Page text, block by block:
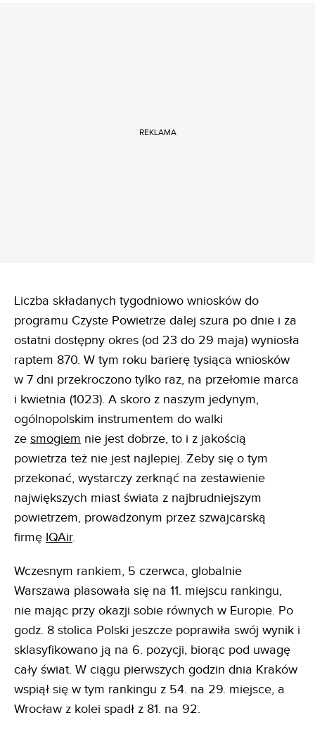
REKLAMA
Liczba składanych tygodniowo wniosków do
programu Czyste Powietrze dalej szura po dnie i za
ostatni dostępny okres (od 23 do 29 maja) wyniosła
raptem 870. W tym roku barierę tysiąca wniosków
w 7 dni przekroczono tylko raz, na przełomie marca
i kwietnia (1023). A skoro z naszym jedynym,
ogólnopolskim instrumentem do walki
ze smogiem nie jest dobrze, to i z jakością
powietrza też nie jest najlepiej. Żeby się o tym
przekonać, wystarczy zerknąć na zestawienie
największych miast świata z najbrudniejszym
powietrzem, prowadzonym przez szwajcarską
firmę IQAir.
Wczesnym rankiem, 5 czerwca, globalnie
Warszawa plasowała się na 11. miejscu rankingu,
nie mając przy okazji sobie równych w Europie. Po
godz. 8 stolica Polski jeszcze poprawiła swój wynik i
sklasyfikowano ją na 6. pozycji, biorąc pod uwagę
cały świat. W ciągu pierwszych godzin dnia Kraków
wspiął się w tym rankingu z 54. na 29. miejsce, a
Wrocław z kolei spadł z 81. na 92.